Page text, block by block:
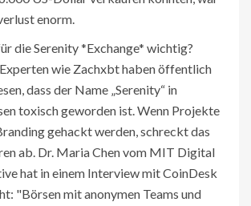
enorm.
die Serenity *Exchange* wichtig?
wie Zachxbt haben öffentlich
dass der Name „Serenity“ in
toxisch geworden ist. Wenn Projekte
gehackt werden, schreckt das
ab. Dr. Maria Chen vom MIT Digital
hat in einem Interview mit CoinDesk
"Börsen mit anonymen Teams und